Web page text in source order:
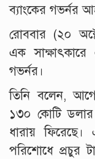
ব্যাংকের গভর্নর
রোববার (২০
এক
গভর্নর।
তিনি বলেন,
১৩০ কোটি
ধারায়
পরিশোধে প্রচুর